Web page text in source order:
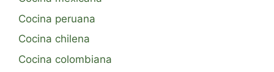
Cocina peruana
Cocina chilena
Cocina colombiana